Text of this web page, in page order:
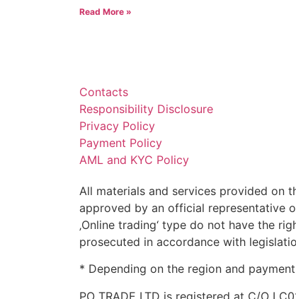
Read More »
Contacts
Responsibility Disclosure
Privacy Policy
Payment Policy
AML and KYC Policy
All materials and services provided on
approved by an official representative
‚Online trading‘ type do not have the
prosecuted in accordance with
* Depending on the region and
PO TRADE LTD is registered at C/O